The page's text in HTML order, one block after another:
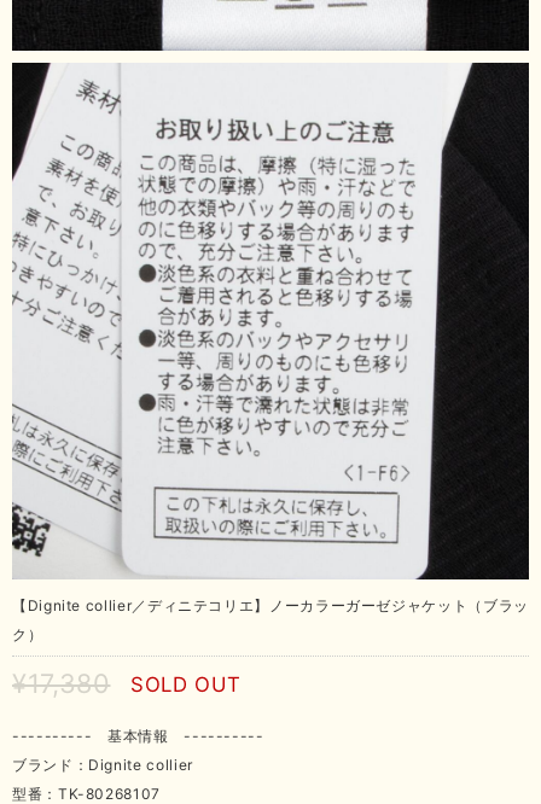
【Dignite collier／ディニテコリエ】ノーカラーガーゼジャケット（ブラッ
ク）
¥17,380 SOLD OUT
---------- 基本情報 ----------
ブランド：Dignite collier
型番：TK-80268107